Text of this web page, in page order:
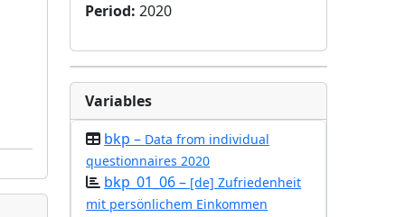
Period:2020
Variables
bkp – Data from individual
questionnaires 2020
bkp_01_06 – [de] Zufriedenheit
mit persönlichem Einkommen